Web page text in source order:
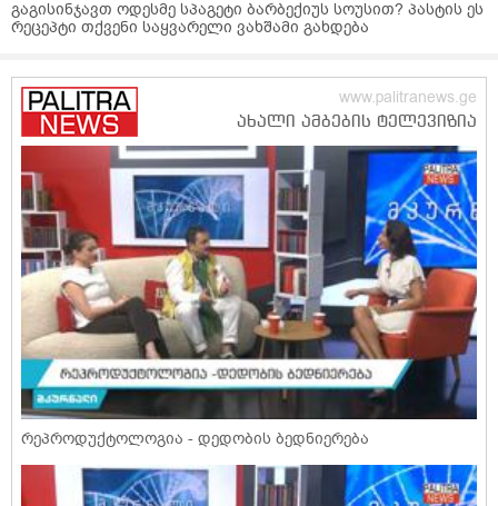
გაგისინჯავთ ოდესმე სპაგეტი ბარბექიუს სოუსით? პასტის ეს
რეცეპტი თქვენი საყვარელი ვახშამი გახდება
რეპროდუქტოლოგია - დედობის ბედნიერება